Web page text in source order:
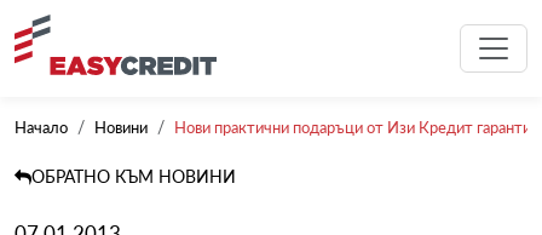
Начало Новини Нови практични подаръци от Изи Кредит
ОБРАТНО КЪМ НОВИНИ